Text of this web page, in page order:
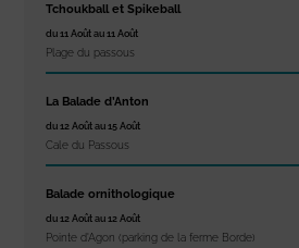
Tchoukball et Spikeball
du 11 Août au 11 Août
Plage du passous
La Balade d’Anton
du 12 Août au 15 Août
Cale du Passous
Balade ornithologique
du 12 Août au 12 Août
Pointe d'Agon (parking de la ferme Borde)